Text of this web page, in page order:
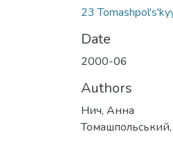
23
Date
2000-06
Authors
Нич, Анна